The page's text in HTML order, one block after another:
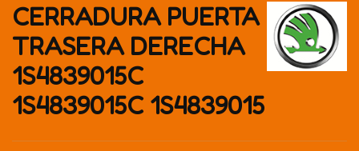
CERRADURA PUERTA
TRASERA DERECHA
1S4839015C
1S4839015C 1S4839015